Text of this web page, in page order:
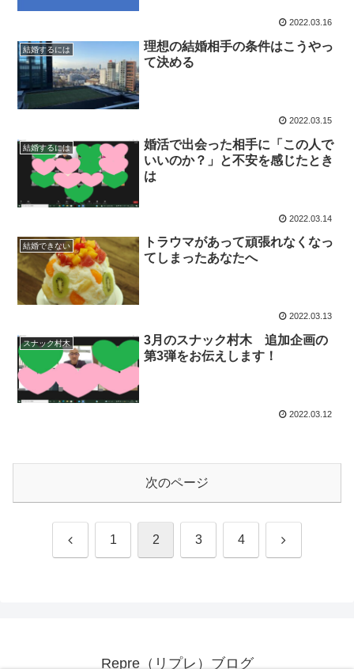
2022.03.16
結婚するには
理想の結婚相手の条件はこうやっ
て決める
2022.03.15
結婚するには
婚活で出会った相手に「この人で
いいのか？」と不安を感じたとき
は
2022.03.14
結婚できない
トラウマがあって頑張れなくなっ
てしまったあなたへ
2022.03.13
スナック村木
3月のスナック村木 追加企画の
第3弾をお伝えします！
2022.03.12
次のページ
前 1 2 3 4 次
Repre（リプレ）ブログ